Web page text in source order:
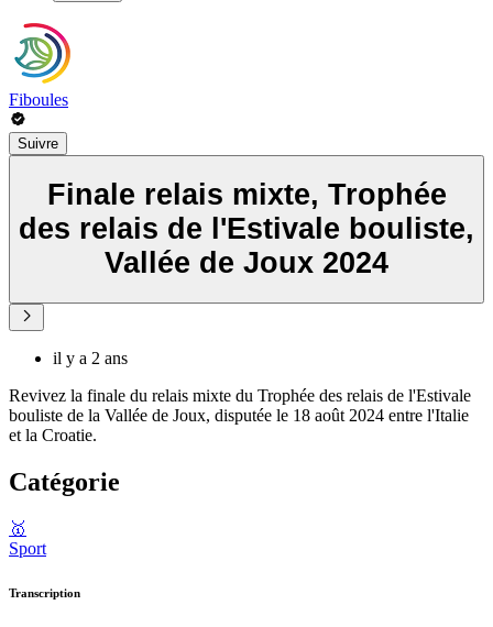
Fiboules
Suivre
Finale relais mixte, Trophée
des relais de l'Estivale bouliste,
Vallée de Joux 2024
il y a 2 ans
Revivez la finale du relais mixte du Trophée des relais de l'Estivale
bouliste de la Vallée de Joux, disputée le 18 août 2024 entre l'Italie
et la Croatie.
Catégorie
🥇
Sport
Transcription